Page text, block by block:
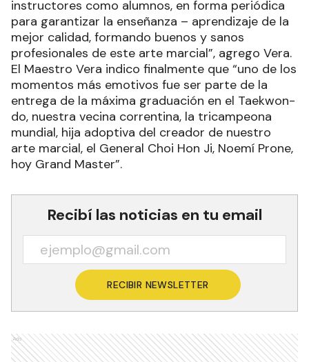
instructores como alumnos, en forma periódica
para garantizar la enseñanza – aprendizaje de la
mejor calidad, formando buenos y sanos
profesionales de este arte marcial”, agrego Vera.
El Maestro Vera indico finalmente que “uno de los
momentos más emotivos fue ser parte de la
entrega de la máxima graduación en el Taekwon-
do, nuestra vecina correntina, la tricampeona
mundial, hija adoptiva del creador de nuestro
arte marcial, el General Choi Hon Ji, Noemí Prone,
hoy Grand Master”.
Recibí las noticias en tu email
RECIBIR NEWSLETTER
Ads